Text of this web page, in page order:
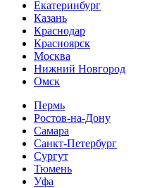
Екатеринбург
Казань
Краснодар
Красноярск
Москва
Нижний Новгород
Омск
Пермь
Ростов-на-Дону
Самара
Санкт-Петербург
Сургут
Тюмень
Уфа